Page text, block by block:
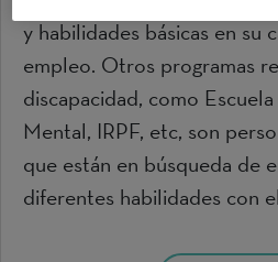
y habilidades básicas en su
empleo. Otros programas
discapacidad, como
Mental, IRPF, etc, son
que están en búsqueda de
diferentes habilidades con